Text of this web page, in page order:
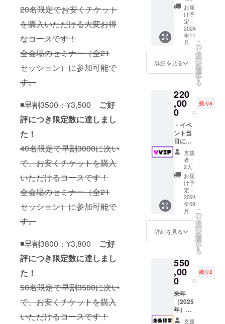
20名限定でお安くチケット
を購入いただける大変お得
なコースです！
全会場のセミナー（全21
セッション）に参加可能で
す。
◾️早割3500：¥3,500
ご好
評につき限定数に達しまし
た！
40名限定で早割3000に次い
で、お安くチケットを購入
いただけるコースです！
全会場のセミナー（全21
セッション）に参加可能で
す。
◾️早割3800：¥3,800
ご好
評につき限定数に達しまし
た！
50名限定で早割3500に次い
で、お安くチケットを購入
いただけるコースです！
会が運
営して
いるオ
ンライ
ンサロ
ンです
医療の
実践や
人が参
加して
日々活
います
17:00
・場
所：東
京ビッ
グサイ
ト 会
議棟 ・
連絡方
でご連
絡いた
します
※会場ま
での交
通費や
滞在費
は各自
でご負
担くだ
さい
【検査
キット
につい
て】 ・
法令に
基づく
医療、
せん ・
リスク
が認め
られた
場合に
は適切
な医療
機関へ
9月14日
（土曜
日）
10:00-
17:00
・場
所：東
京ビッ
連絡方
法：詳
細は
メール
でご連
絡いた
します
※会場ま
での交
通費や
滞在費
は各自
でご負
担くだ
さい
セージ
を送り
たい！
という
方向け
のリ
ターン
です。
協会の
理事会
て、
メッ
セージ
（300字
以内）
を読み
上げさ
せてい
ただき
ます。
応援、
批判、
宣伝、
何でも
OKで
す！！
読み上
げた結
果の
フィー
クは事
務局か
らE
mailで
ご報告
させて
いただ
きま
お届
け予
定：
2024
年11
月
詳細を見る
こ
の
リ
タ
ー
ン
を
選
択
す
る
220
,00
0 円
残り8
・イベ
ント当
日に開
催され
る理事
顧問と
のク
ローズ
ドな懇
親会に
ご参加
いただ
けま
す！ ・
ホリエ
モンと
写真撮
影が可
能！ ・
ホリエ
モンに
名刺を
手渡し
ていた
支援
者：
2人
お届
け予
定：
2024
年09
月
詳細を見る
こ
の
リ
タ
ー
ン
を
選
択
す
る
550
,00
0 円
残り2
来年
（2025
年）開
催予定
支援